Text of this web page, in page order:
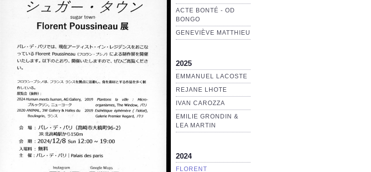
ACTE BONTÉ - OD
BONGO
GENEVIÈVE MATTHIEU
2025
EMMANUEL LACOSTE
REJANE LHOTE
IVAN CAROZZA
EMILIE GRONDIN &
LEA MARTIN
2024
FLORENT